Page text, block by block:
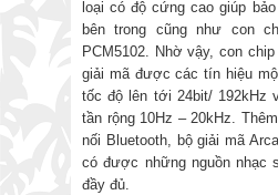
loại có độ cứng cao giúp
bên trong cũng như con
PCM5102. Nhờ vậy, con
giải mã được các tín hiệu
tốc độ lên tới 24bit/ 192kHz
tần rộng 10Hz – 20kHz.
nối Bluetooth, bộ giải mã
có được những nguồn nhạc
đầy đủ.